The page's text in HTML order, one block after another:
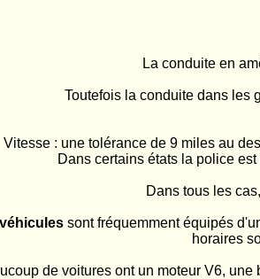
La conduite en
Toutefois la conduite dans les
Vitesse : une tolérance de 9 miles au
Dans certains états la police
Dans tous les
sont fréquemment équipés
horaires
de voitures ont un moteur V6,